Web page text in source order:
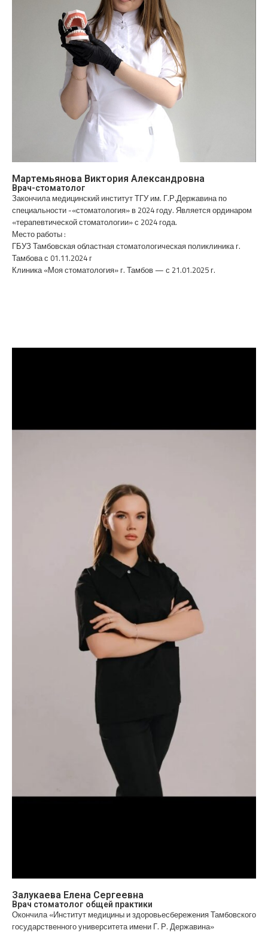
Мартемьянова Виктория Александровна
Врач-стоматолог
Закончила медицинский институт ТГУ им. Г.Р.Державина по
специальности -«стоматология» в 2024 году. Является ординаром
«терапевтической стоматологии» с 2024 года.
Место работы :
ГБУЗ Тамбовская областная стоматологическая поликлиника г.
Тамбова с 01.11.2024 г
Клиника «Моя стоматология» г. Тамбов — с 21.01.2025 г.
Залукаева Елена Сергеевна
Врач стоматолог общей практики
Окончила «Институт медицины и здоровьесбережения Тамбовского
государственного университета имени Г. Р. Державина»